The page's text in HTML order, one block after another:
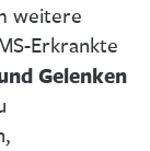
weitere
Erkrankte
Gelenken